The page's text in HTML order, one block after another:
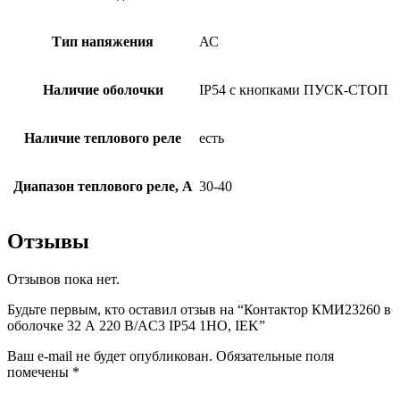
Тип напяжения АС
Наличие оболочки IP54 с кнопками ПУСК-СТОП
Наличие теплового реле есть
Диапазон теплового реле, А 30-40
Отзывы
Отзывов пока нет.
Будьте первым, кто оставил отзыв на “Контактор КМИ23260 в
оболочке 32 А 220 В/AC3 IP54 1НО, IEK”
Ваш e-mail не будет опубликован. Обязательные поля
помечены *